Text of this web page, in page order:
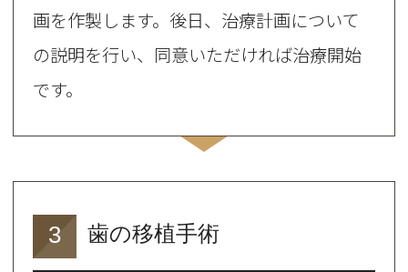
画を作製します。後日、治療計画について
の説明を行い、同意いただければ治療開始
です。
3 歯の移植手術